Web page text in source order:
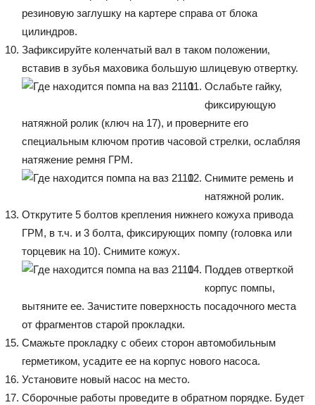
резиновую заглушку на картере справа от блока
цилиндров.
Зафиксируйте коленчатый вал в таком положении,
вставив в зубья маховика большую шлицевую отвертку.
Ослабьте гайку,
фиксирующую
натяжной ролик (ключ на 17), и проверните его
специальным ключом против часовой стрелки, ослабляя
натяжение ремня ГРМ.
Снимите ремень и
натяжной ролик.
Открутите 5 болтов крепления нижнего кожуха привода
ГРМ, в т.ч. и 3 болта, фиксирующих помпу (головка или
торцевик на 10). Снимите кожух.
Поддев отверткой
корпус помпы,
вытяните ее. Зачистите поверхность посадочного места
от фрагментов старой прокладки.
Смажьте прокладку с обеих сторон автомобильным
герметиком, усадите ее на корпус нового насоса.
Установите новый насос на место.
Сборочные работы проведите в обратном порядке. Будет